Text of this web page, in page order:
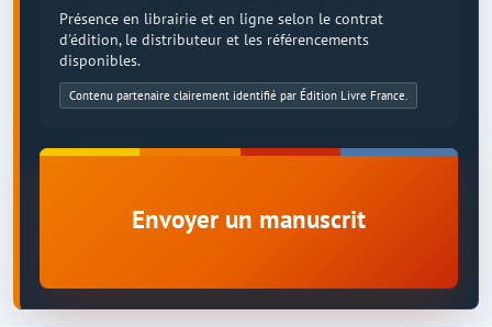
Présence en librairie et en ligne selon le contrat
d'édition, le distributeur et les référencements
disponibles.
Contenu partenaire clairement identifié par Édition Livre France.
Envoyer un manuscrit